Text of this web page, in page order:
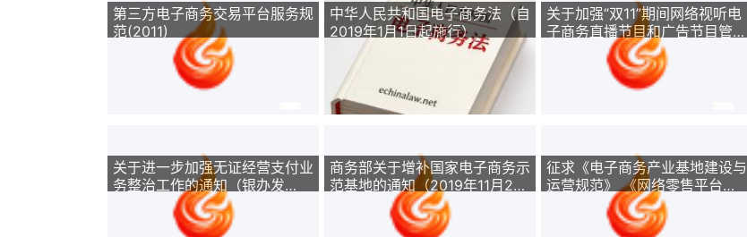
第三方电子商务交易平台服务规
范(2011)
中华人民共和国电子商务法（自
2019年1月1日起施行）
关于加强“双11”期间网络视听电
子商务直播节目和广告节目管理
的通知2019
关于进一步加强无证经营支付业
务整治工作的通知（银办发
〔2017〕217号）
商务部关于增补国家电子商务示
范基地的通知（2019年11月28
征求《电子商务产业基地建设与
运营规范》 《网络零售平台合
规管理指南》意见